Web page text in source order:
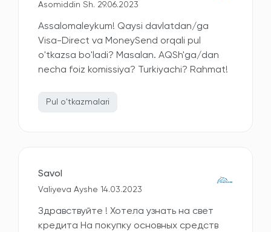
Asomiddin Sh. 29.06.2023
Assalomaleykum! Qaysi davlatdan/ga
Visa-Direct va MoneySend orqali pul
o'tkazsa bo'ladi? Masalan. AQSh'ga/dan
necha foiz komissiya? Turkiyachi? Rahmat!
Pul o'tkazmalari
Savol
Valiyeva Ayshe 14.03.2023
Здравствуйте ! Хотела узнать на свет
кредита На покупку основных средств